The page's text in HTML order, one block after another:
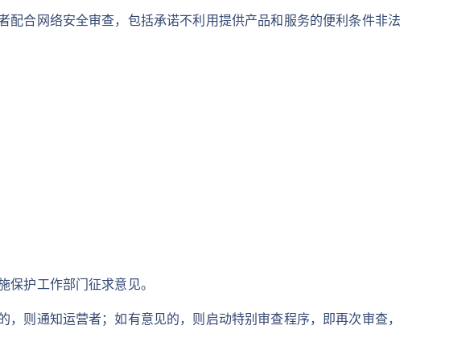
配合网络安全审查，包括承诺不利用提供产品和服务的便利条件非法
护工作部门征求意见。
则通知运营者；如有意见的，则启动特别审查程序，即再次审查，